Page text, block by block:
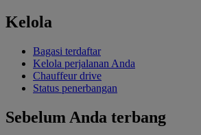
Kelola
Bagasi terdaftar
Kelola perjalanan Anda
Chauffeur drive
Status penerbangan
Sebelum Anda terbang